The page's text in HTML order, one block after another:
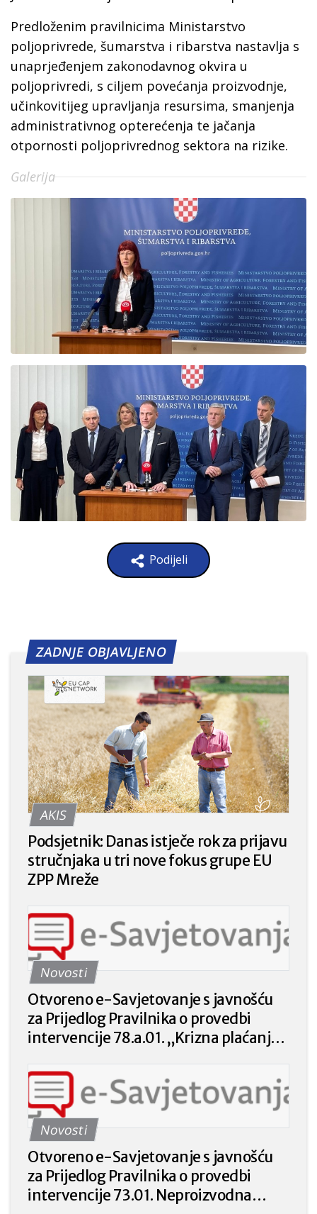
Predloženim pravilnicima Ministarstvo
poljoprivrede, šumarstva i ribarstva nastavlja s
unaprjeđenjem zakonodavnog okvira u
poljoprivredi, s ciljem povećanja proizvodnje,
učinkovitijeg upravljanja resursima, smanjenja
administrativnog opterećenja te jačanja
otpornosti poljoprivrednog sektora na rizike.
Galerija
Podijeli
ZADNJE OBJAVLJENO
AKIS
Podsjetnik: Danas istječe rok za prijavu
stručnjaka u tri nove fokus grupe EU
ZPP Mreže
Novosti
Otvoreno e-Savjetovanje s javnošću
za Prijedlog Pravilnika o provedbi
intervencije 78.a.01. „Krizna plaćanja
katastrofa, nepovoljnih klimatskih
prilika ili katastrofalnih događaja“ iz
Strateškog plana Zajedničke
poljoprivredne politike Republike
Hrvatske 2023. – 2027. godine.
Novosti
Otvoreno e-Savjetovanje s javnošću
za Prijedlog Pravilnika o provedbi
intervencije 73.01. Neproizvodna